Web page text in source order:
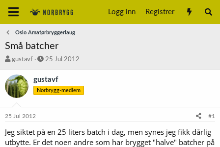
Logg inn Registrer
Oslo Amatørbryggerlaug
Små batcher
T
å
d
s
t
e
gustavf
S
a
r
t
25 Jul 2012
gustavf
Norbrygg-medlem
25 Jul 2012 #1
Jeg siktet på en 25 liters batch i dag, men synes jeg fikk dårlig
utbytte. Er det noen andre som har brygget "halve" batcher på